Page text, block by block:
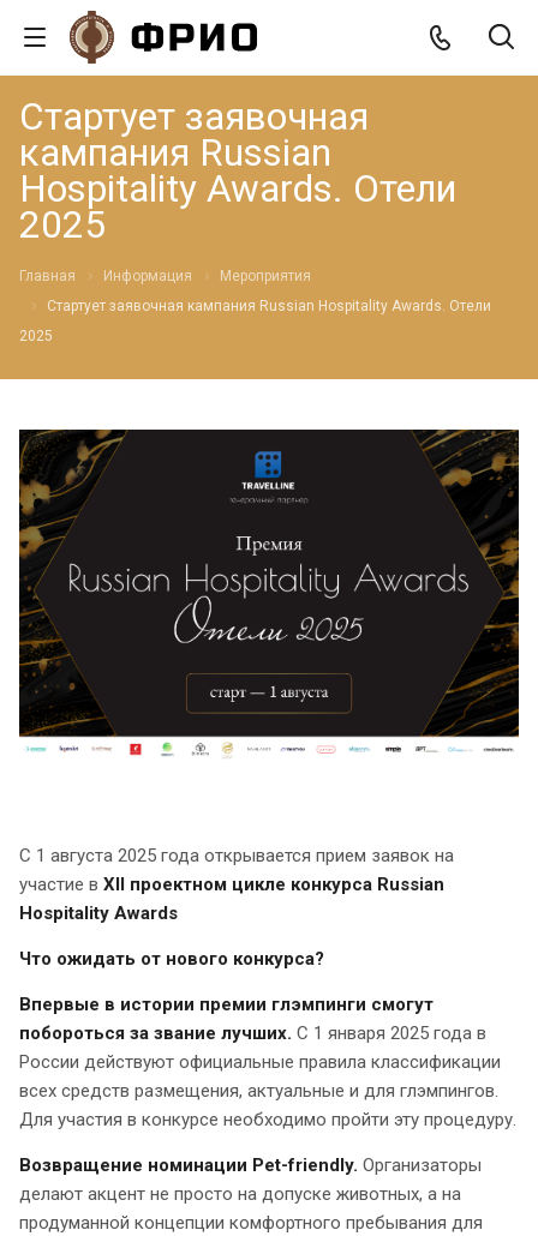
Стартует заявочная
кампания Russian
Hospitality Awards. Отели
2025
Главная Информация
Мероприятия
Стартует заявочная кампания Russian Hospitality Awards. Отели
2025
С 1 августа 2025 года открывается прием заявок на
участие в XII проектном цикле конкурса Russian
Hospitality Awards
Что ожидать от нового конкурса?
Впервые в истории премии глэмпинги смогут
побороться за звание лучших. С 1 января 2025 года в
России действуют официальные правила классификации
всех средств размещения, актуальные и для глэмпингов.
Для участия в конкурсе необходимо пройти эту процедуру.
Возвращение номинации Pet-friendly. Организаторы
делают акцент не просто на допуске животных, а на
продуманной концепции комфортного пребывания для